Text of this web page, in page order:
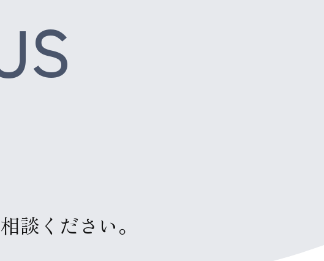
談ください。